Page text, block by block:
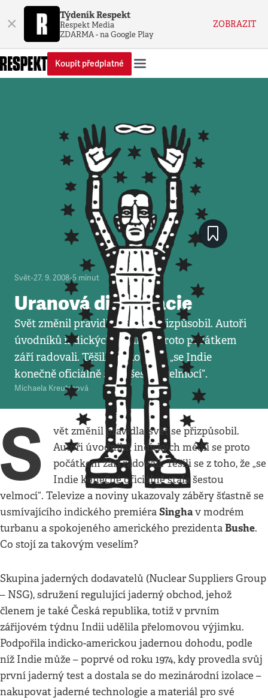
× Týdeník Respekt
Respekt Media
ZDARMA - na Google Play
ZOBRAZIT
Koupit předplatné
Svět•27. 9. 2008•5 minut
Uranová diplomacie
Svět změnil pravidla, svět se přizpůsobil. Autoři
úvodníků indických médií se proto počátkem
září radovali. Těšili se z toho, že „se Indie
konečně oficiálně stala šestou velmocí“.
Michaela Kreuterová
S
vět změnil pravidla, svět se přizpůsobil.
Autoři úvodníků indických médií se proto
počátkem září radovali. Těšili se z toho, že „se
Indie konečně oficiálně stala šestou
velmocí“. Televize a noviny ukazovaly záběry šťastně se
usmívajícího indického premiéraSinghav modrém
turbanu a spokojeného amerického prezidentaBushe.
Co stojí za takovým veselím?
Skupina jaderných dodavatelů (Nuclear Suppliers Group
– NSG), sdružení regulující jaderný obchod, jehož
členem je také Česká republika, totiž v prvním
zářijovém týdnu Indii udělila přelomovou výjimku.
Podpořila indicko-americkou jadernou dohodu, podle
níž Indie může – poprvé od roku 1974, kdy provedla svůj
první jaderný test a dostala se do mezinárodní izolace –
nakupovat jaderné technologie a materiál pro své